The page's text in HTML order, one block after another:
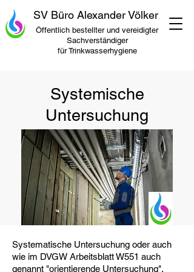
SV Büro Alexander Völker
Öffentlich bestellter und vereidigter
Sachverständiger
für Trinkwasserhygiene
Systemische
Untersuchung
Systematische Untersuchung oder auch
wie im DVGW Arbeitsblatt W551 auch
genannt "orientierende Untersuchung".